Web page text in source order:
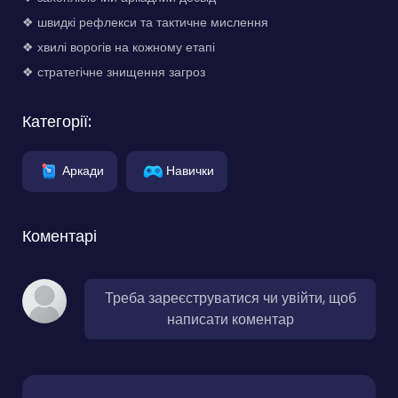
❖ швидкі рефлекси та тактичне мислення
❖ хвилі ворогів на кожному етапі
❖ стратегічне знищення загроз
Категорії:
Аркади Навички
Коментарі
Треба зареєструватися чи увійти, щоб
написати коментар